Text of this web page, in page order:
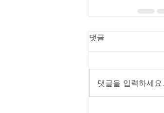
댓글
댓글을 입력하세요.